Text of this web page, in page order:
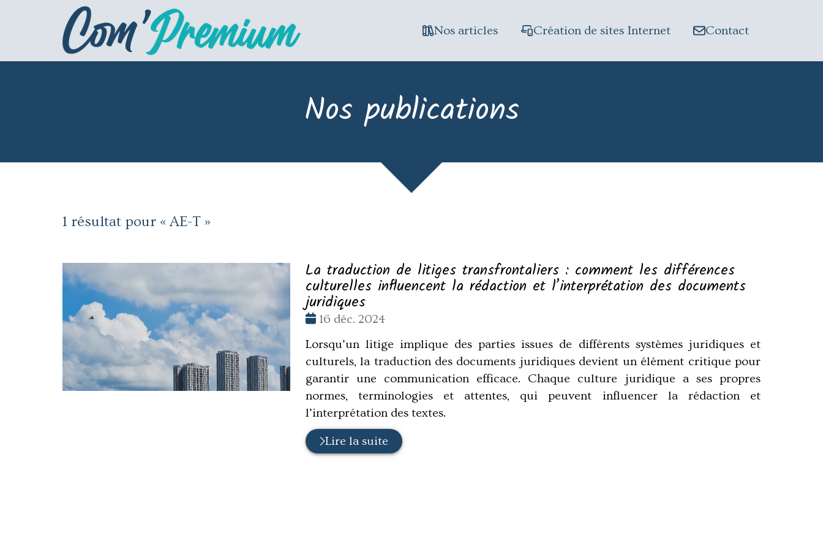
Nos articles Création de sites Internet Contact
Nos publications
1 résultat pour «AE-T »
La traduction de litiges transfrontaliers : comment les différences
culturelles influencent la rédaction et l’interprétation des documents
juridiques
Date
16 déc. 2024
Lorsqu’un litige implique des parties issues de différents systèmes juridiques et
culturels, la traduction des documents juridiques devient un élément critique pour
garantir une communication efficace. Chaque culture juridique a ses propres
normes, terminologies et attentes, qui peuvent influencer la rédaction et
l’interprétation des textes.
Lire la suite